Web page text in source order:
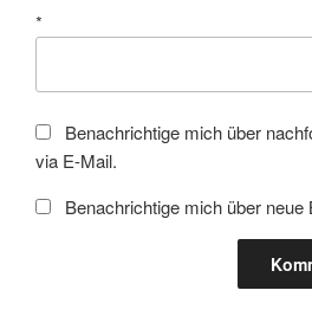
*
Benachrichtige mich über
via E-Mail.
Benachrichtige mich über neue